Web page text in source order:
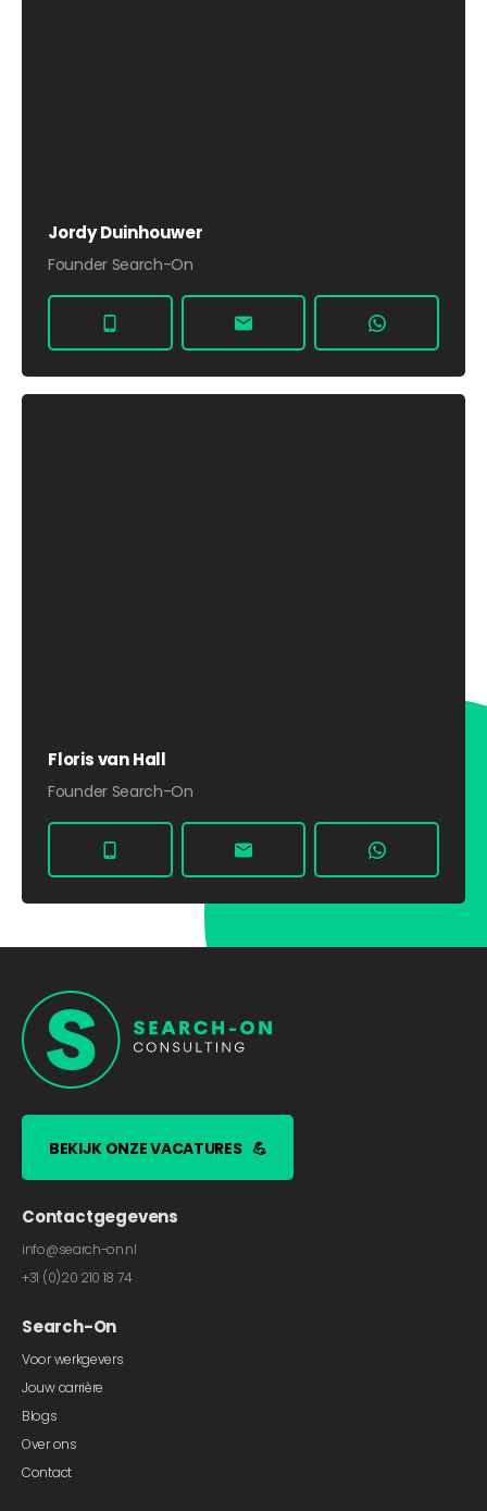
Jordy Duinhouwer
Founder Search-On
Floris van Hall
Founder Search-On
BEKIJK ONZE VACATURES 💪
Contactgegevens
info@search-on.nl
+31 (0)20 210 18 74
Search-On
Voor werkgevers
Jouw carrière
Blogs
Over ons
Contact